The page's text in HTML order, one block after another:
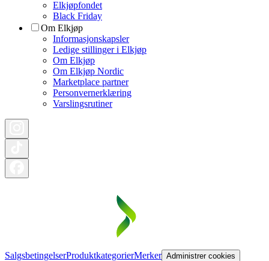
Elkjøpfondet
Black Friday
Om Elkjøp
Informasjonskapsler
Ledige stillinger i Elkjøp
Om Elkjøp
Om Elkjøp Nordic
Marketplace partner
Personvernerklæring
Varslingsrutiner
SalgsbetingelserProduktkategorierMerker Administrer cookies